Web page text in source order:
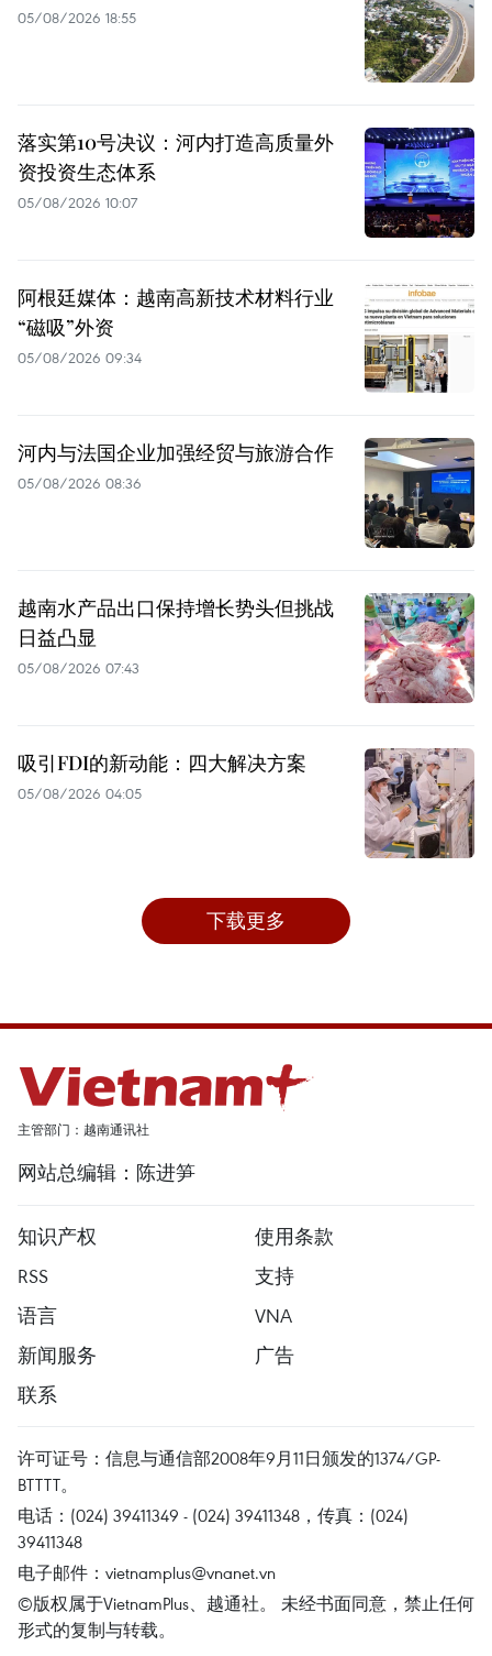
05/08/2026 18:55
落实第10号决议：河内打造高质量外
资投资生态体系
05/08/2026 10:07
阿根廷媒体：越南高新技术材料行业
“磁吸”外资
05/08/2026 09:34
河内与法国企业加强经贸与旅游合作
05/08/2026 08:36
越南水产品出口保持增长势头但挑战
日益凸显
05/08/2026 07:43
吸引FDI的新动能：四大解决方案
05/08/2026 04:05
下载更多
主管部门：越南通讯社
网站总编辑：陈进笋
知识产权
使用条款
RSS
支持
语言
VNA
新闻服务
广告
联系
许可证号：信息与通信部2008年9月11日颁发的1374/GP-
BTTTT。
电话：(024) 39411349 - (024) 39411348，传真：(024)
39411348
电子邮件： vietnamplus@vnanet.vn
©版权属于VietnamPlus、越通社。 未经书面同意，禁止任何
形式的复制与转载。